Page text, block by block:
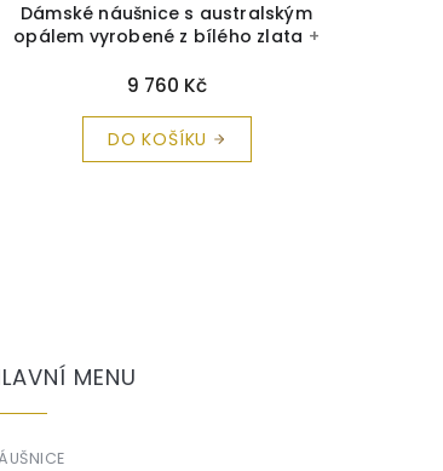
Dámské náušnice s australským
opálem vyrobené z bílého zlata +
9 760 Kč
DO KOŠÍKU
MENU